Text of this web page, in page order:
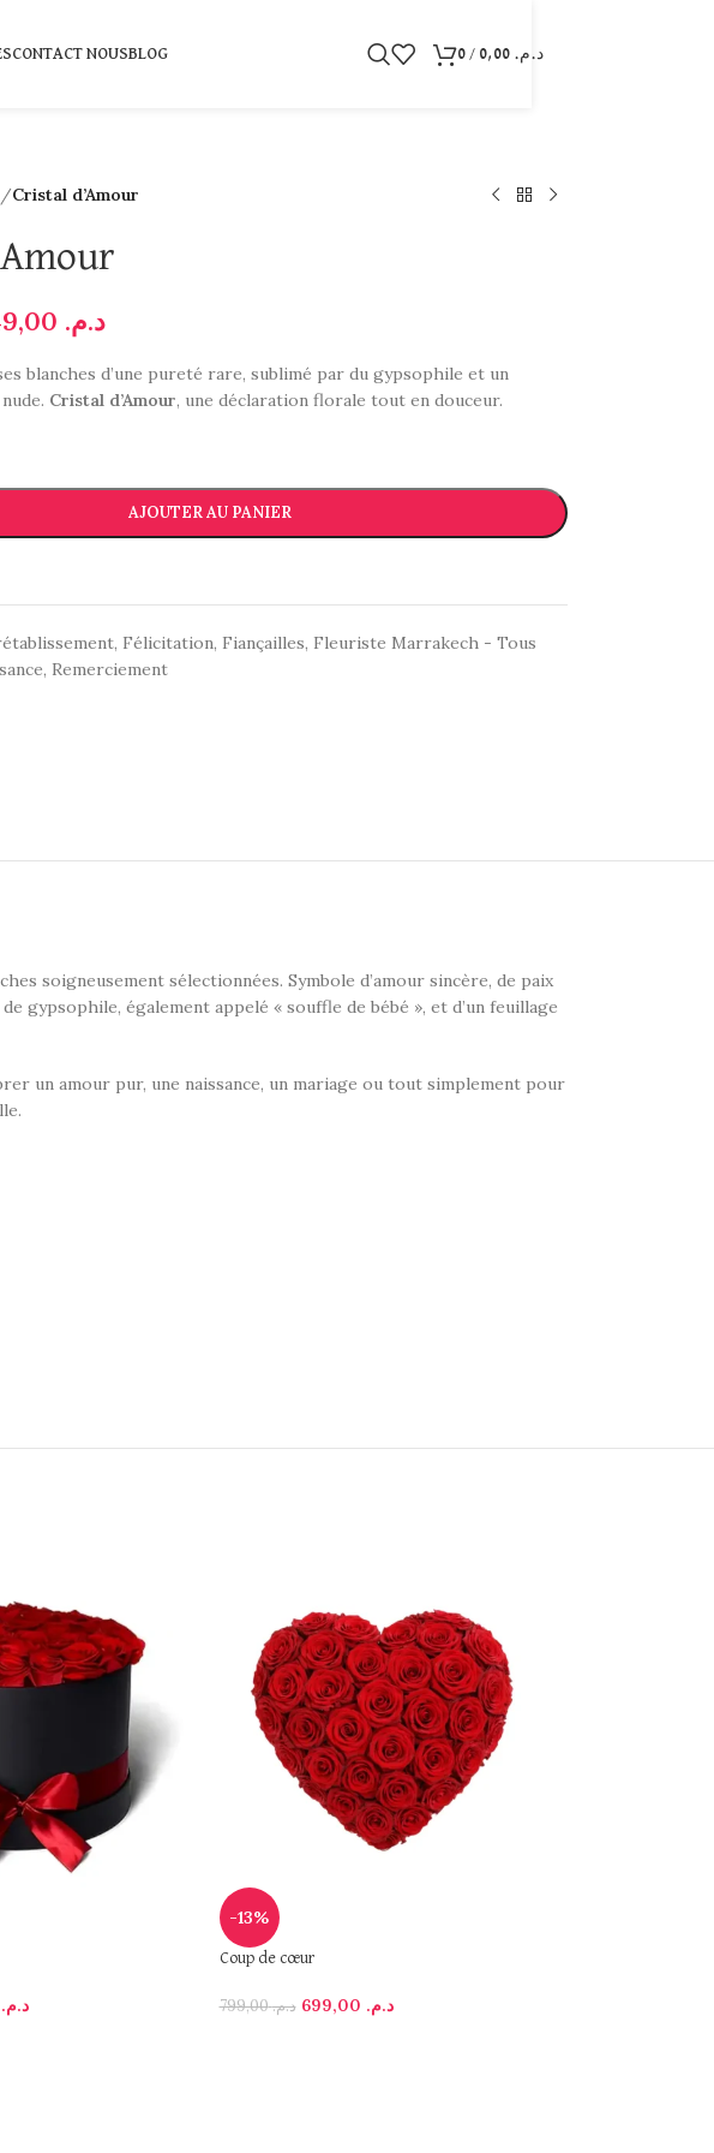
CONTACT NOUSBLOG 0 / د.م.
/Cristal d’Amour
د.م.
blanches d’une pureté rare, sublimé par du gypsophile et un
Cristal d’Amour, une déclaration florale tout en douceur.
AJOUTER AU PANIER
, Félicitation, Fiançailles, Fleuriste Marrakech - Tous
, Remerciement
soigneusement sélectionnées. Symbole d’amour sincère, de paix
gypsophile, également appelé « souffle de bébé », et d’un feuillage
un amour pur, une naissance, un mariage ou tout simplement pour
د.م.
-13%
Coup de cœur
د.م.799,00 د.م.